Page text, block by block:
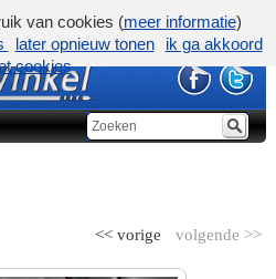
volgende >>
<< vorige
van cookies (meer informatie)
later opnieuw tonen
ik ga akkoord
cookies